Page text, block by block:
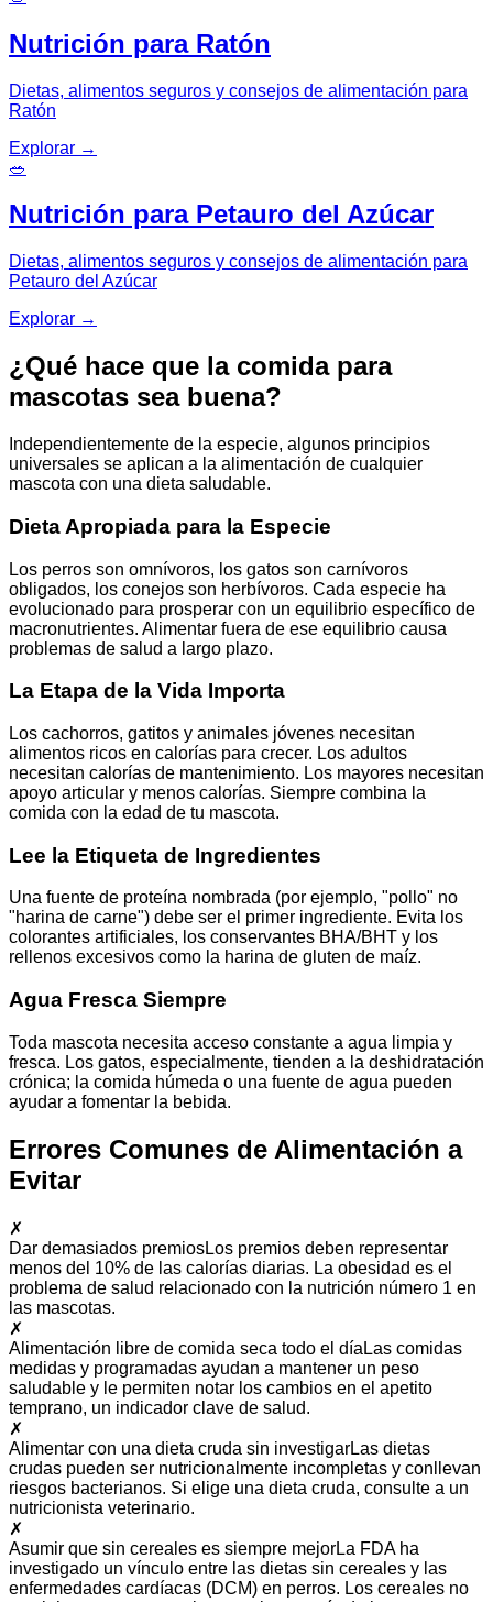
Nutrición para Ratón
Dietas, alimentos seguros y consejos de alimentación para
Ratón
Explorar →
🥗
Nutrición para Petauro del Azúcar
Dietas, alimentos seguros y consejos de alimentación para
Petauro del Azúcar
Explorar →
¿Qué hace que la comida para
mascotas sea buena?
Independientemente de la especie, algunos principios
universales se aplican a la alimentación de cualquier
mascota con una dieta saludable.
Dieta Apropiada para la Especie
Los perros son omnívoros, los gatos son carnívoros
obligados, los conejos son herbívoros. Cada especie ha
evolucionado para prosperar con un equilibrio específico de
macronutrientes. Alimentar fuera de ese equilibrio causa
problemas de salud a largo plazo.
La Etapa de la Vida Importa
Los cachorros, gatitos y animales jóvenes necesitan
alimentos ricos en calorías para crecer. Los adultos
necesitan calorías de mantenimiento. Los mayores necesitan
apoyo articular y menos calorías. Siempre combina la
comida con la edad de tu mascota.
Lee la Etiqueta de Ingredientes
Una fuente de proteína nombrada (por ejemplo, "pollo" no
"harina de carne") debe ser el primer ingrediente. Evita los
colorantes artificiales, los conservantes BHA/BHT y los
rellenos excesivos como la harina de gluten de maíz.
Agua Fresca Siempre
Toda mascota necesita acceso constante a agua limpia y
fresca. Los gatos, especialmente, tienden a la deshidratación
crónica; la comida húmeda o una fuente de agua pueden
ayudar a fomentar la bebida.
Errores Comunes de Alimentación a
Evitar
✗
Dar demasiados premiosLos premios deben representar
menos del 10% de las calorías diarias. La obesidad es el
problema de salud relacionado con la nutrición número 1 en
las mascotas.
✗
Alimentación libre de comida seca todo el día Las comidas
medidas y programadas ayudan a mantener un peso
saludable y le permiten notar los cambios en el apetito
temprano, un indicador clave de salud.
✗
Alimentar con una dieta cruda sin investigarLas dietas
crudas pueden ser nutricionalmente incompletas y conllevan
riesgos bacterianos. Si elige una dieta cruda, consulte a un
nutricionista veterinario.
✗
Asumir que sin cereales es siempre mejorLa FDA ha
investigado un vínculo entre las dietas sin cereales y las
enfermedades cardíacas (DCM) en perros. Los cereales no